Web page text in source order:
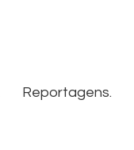
Reportagens.